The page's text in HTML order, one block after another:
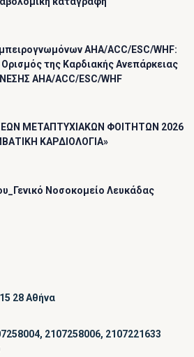
AHA/ACC/ESC/WHF:
της Καρδιακής Ανεπάρκειας
AHA/ACC/ESC/WHF
ΜΕΤΑΠΤΥΧΙΑΚΩΝ ΦΟΙΤΗΤΩΝ 2026
ΚΑΡΔΙΟΛΟΓΙΑ»
Νοσοκομείο Λευκάδας
28 Αθήνα
2107258006, 2107221633